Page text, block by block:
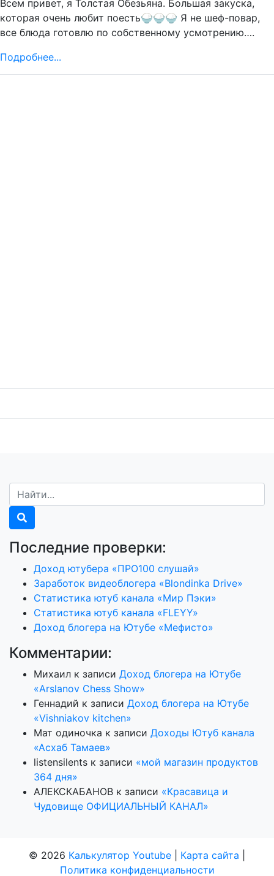
Всем привет, я Толстая Обезьяна. Большая закуска,
которая очень любит поесть🍚🍚🍚 Я не шеф-повар,
все блюда готовлю по собственному усмотрению….
Подробнее...
Последние проверки:
Доход ютубера «ПРО100 слушай»
Заработок видеоблогера «Blondinka Drive»
Статистика ютуб канала «Мир Пэки»
Статистика ютуб канала «FLEYY»
Доход блогера на Ютубе «Мефисто»
Комментарии:
Михаил к записи Доход блогера на Ютубе
«Arslanov Chess Show»
Геннадий к записи Доход блогера на Ютубе
«Vishniakov kitchen»
Мат одиночка к записи Доходы Ютуб канала
«Асхаб Тамаев»
listensilents к записи «мой магазин продуктов
364 дня»
АЛЕКСКАБАНОВ к записи «Красавица и
Чудовище ОФИЦИАЛЬНЫЙ КАНАЛ»
© 2026 Калькулятор Youtube Карта сайта
Политика конфиденциальности